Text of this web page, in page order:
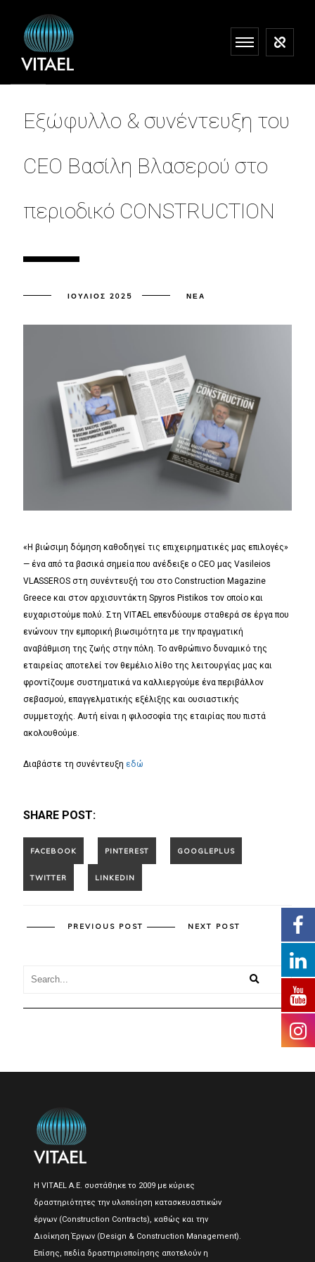
Εξώφυλλο & συνέντευξη του
CEO Βασίλη Βλασερού στο
περιοδικό CONSTRUCTION
ΙΟΎΛΙΟΣ 2025 ΝΈΑ
«Η βιώσιμη δόμηση καθοδηγεί τις επιχειρηματικές μας επιλογές»
— ένα από τα βασικά σημεία που ανέδειξε ο CEO μας Vasileios
VLASSEROS στη συνέντευξή του στο Construction Magazine
Greece και στον αρχισυντάκτη Spyros Pistikos τον οποίο και
ευχαριστούμε πολύ. Στη VITAEL eπενδύουμε σταθερά σε έργα που
ενώνουν την εμπορική βιωσιμότητα με την πραγματική
αναβάθμιση της ζωής στην πόλη. Το ανθρώπινο δυναμικό της
εταιρείας αποτελεί τον θεμέλιο λίθο της λειτουργίας μας και
φροντίζουμε συστηματικά να καλλιεργούμε ένα περιβάλλον
σεβασμού, επαγγελματικής εξέλιξης και ουσιαστικής
συμμετοχής. Αυτή είναι η φιλοσοφία της εταιρίας που πιστά
ακολουθούμε.
Διαβάστε τη συνέντευξη εδώ
SHARE POST:
PREVIOUS POST NEXT POST
Η VITAEL A.E. συστάθηκε το 2009 με κύριες
δραστηριότητες την υλοποίηση κατασκευαστικών
έργων (Construction Contracts), καθώς και την
Διοίκηση Έργων (Design & Construction Management).
Επίσης, πεδία δραστηριοποίησης αποτελούν η